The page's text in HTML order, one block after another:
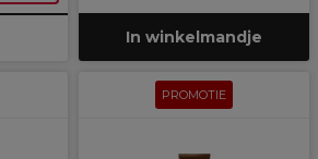
In winkelmandje
PROMOTIE